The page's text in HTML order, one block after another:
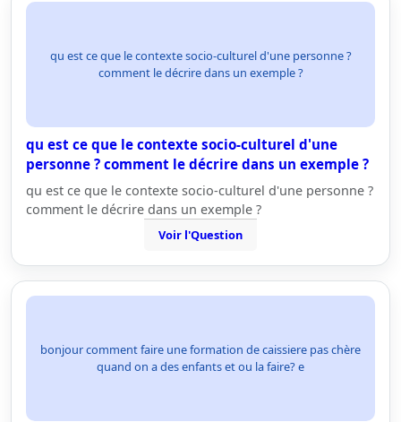
qu est ce que le contexte socio-culturel d'une personne ?
comment le décrire dans un exemple ?
qu est ce que le contexte socio-culturel d'une
personne ? comment le décrire dans un exemple ?
qu est ce que le contexte socio-culturel d'une personne ?
comment le décrire dans un exemple ?
Voir l'Question
bonjour comment faire une formation de caissiere pas chère
quand on a des enfants et ou la faire? e